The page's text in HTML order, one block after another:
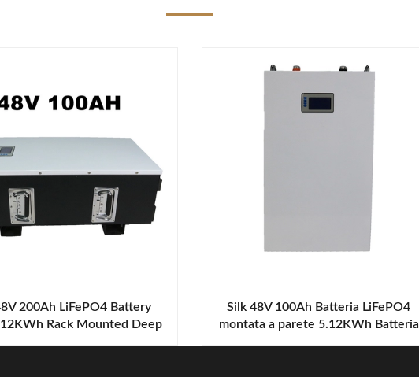
200Ah LiFePO4 Battery
Rack Mounted Deep
Silk 48V 100Ah Batteria LiFePO4
montata a parete 5.12KWh Batteria